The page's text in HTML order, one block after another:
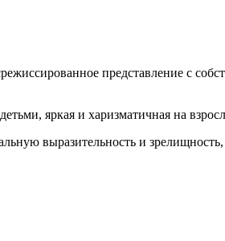
представление с
яркая и харизматичная на
выразительность и зрелищность,